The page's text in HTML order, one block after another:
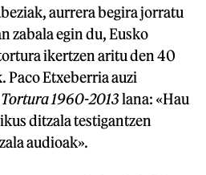
aurrera begira jorratu
zabala egin du, Eusko
ikertzen aritu den 40
Paco Etxeberria auzi
Tortura 1960-2013lana: «Hau
ditzala testigantzen
audioak».